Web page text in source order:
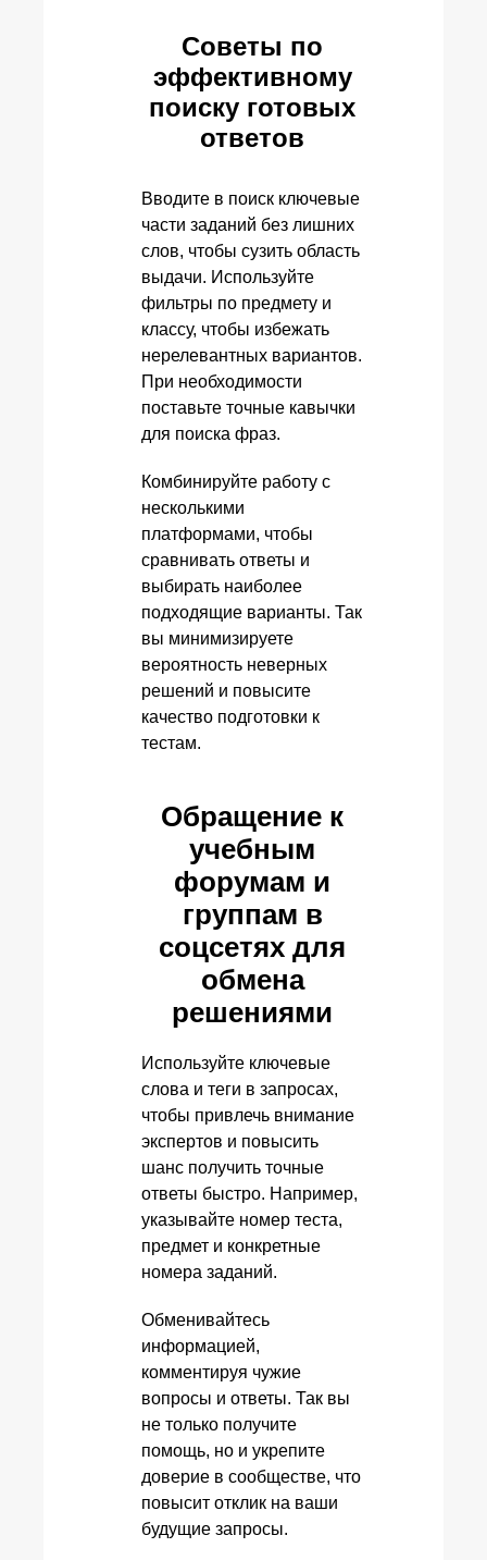
Советы по
эффективному
поиску готовых
ответов
Вводите в поиск ключевые
части заданий без лишних
слов, чтобы сузить область
выдачи. Используйте
фильтры по предмету и
классу, чтобы избежать
нерелевантных вариантов.
При необходимости
поставьте точные кавычки
для поиска фраз.
Комбинируйте работу с
несколькими
платформами, чтобы
сравнивать ответы и
выбирать наиболее
подходящие варианты. Так
вы минимизируете
вероятность неверных
решений и повысите
качество подготовки к
тестам.
Обращение к
учебным
форумам и
группам в
соцсетях для
обмена
решениями
Используйте ключевые
слова и теги в запросах,
чтобы привлечь внимание
экспертов и повысить
шанс получить точные
ответы быстро. Например,
указывайте номер теста,
предмет и конкретные
номера заданий.
Обменивайтесь
информацией,
комментируя чужие
вопросы и ответы. Так вы
не только получите
помощь, но и укрепите
доверие в сообществе, что
повысит отклик на ваши
будущие запросы.